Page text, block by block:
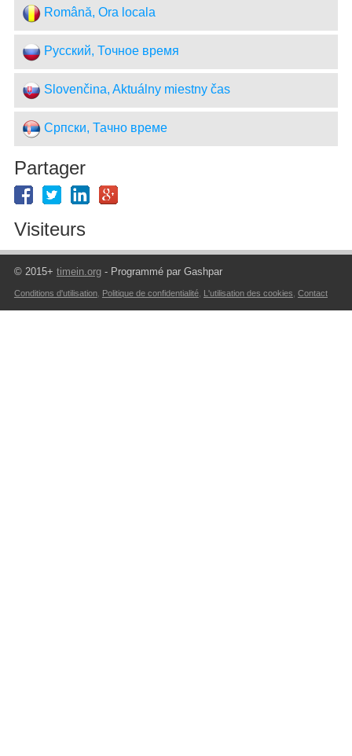
Română, Ora locala
Русский, Точное время
Slovenčina, Aktuálny miestny čas
Српски, Тачно време
Partager
Visiteurs
© 2015+ timein.org- Programmé par Gashpar
Conditions d'utilisation, Politique de confidentialité, L'utilisation des cookies Contact